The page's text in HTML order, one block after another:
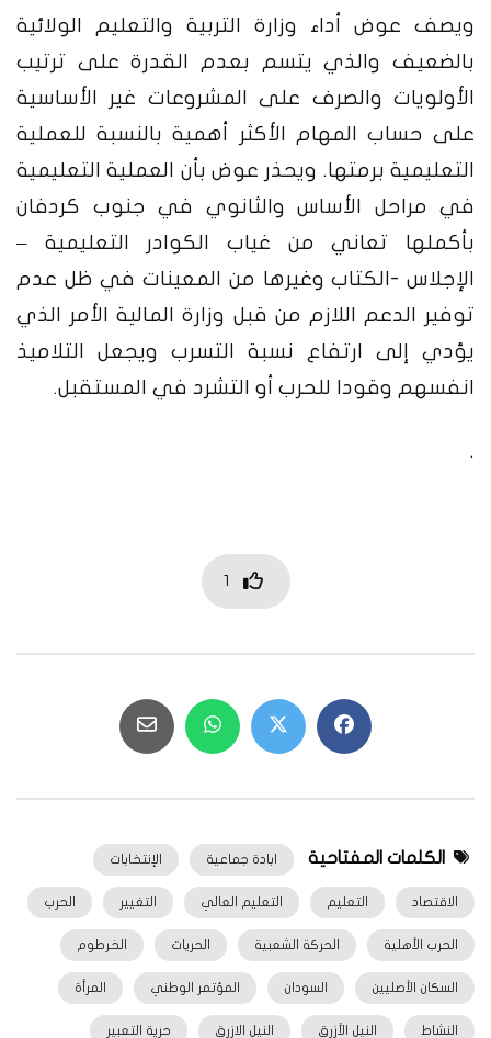
ويصف عوض أداء وزارة التربية والتعليم الولائية
بالضعيف والذي يتسم بعدم القدرة على ترتيب
الأولويات والصرف على المشروعات غير الأساسية
على حساب المهام الأكثر أهمية بالنسبة للعملية
التعليمية برمتها. ويحذر عوض بأن العملية التعليمية
في مراحل الأساس والثانوي في جنوب كردفان
بأكملها تعاني من غياب الكوادر التعليمية –
الإجلاس -الكتاب وغيرها من المعينات في ظل عدم
توفير الدعم اللازم من قبل وزارة المالية الأمر الذي
يؤدي إلى ارتفاع نسبة التسرب ويجعل التلاميذ
انفسهم وقودا للحرب أو التشرد في المستقبل.
.
1
الكلمات المفتاحية ابادة جماعية الإنتخابات
الاقتصاد التعليم التعليم العالي التغيير الحرب
الحرب الأهلية الحركة الشعبية الحريات الخرطوم
السكان الأصليين السودان المؤتمر الوطني المرأة
النشاط النيل الأزرق النيل الازرق حرية التعبير